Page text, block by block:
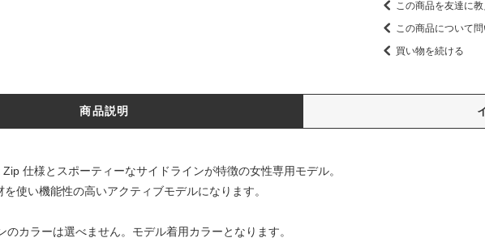
この商品を友達に
この商品について
買い物を続ける
商品説明
仕様とスポーティーなサイドラインが特徴の女性専用モデル。
使い機能性の高いアクティブモデルになります。
のカラーは選べません。モデル着用カラーとなります。